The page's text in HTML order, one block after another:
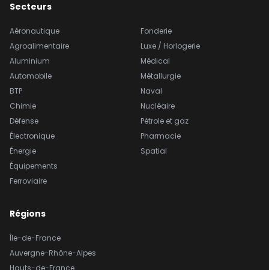
Secteurs
Aéronautique
Agroalimentaire
Aluminium
Automobile
BTP
Chimie
Défense
Électronique
Énergie
Équipements
Ferroviaire
Fonderie
Luxe / Horlogerie
Médical
Métallurgie
Naval
Nucléaire
Pétrole et gaz
Pharmacie
Spatial
Régions
Île-de-France
Auvergne-Rhône-Alpes
Hauts-de-France